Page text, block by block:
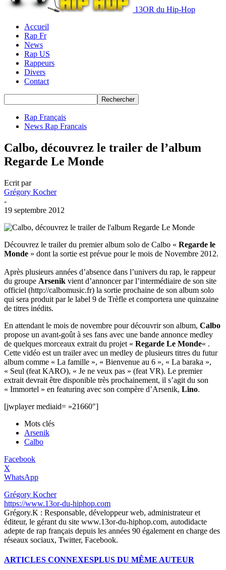
13OR du Hip-Hop
Accueil
Rap Fr
News
Rap US
Rappeurs
Divers
Contact
Rap Français
News Rap Francais
Calbo, découvrez le trailer de l’album
Regarde Le Monde
Ecrit par
Grégory Kocher
-
19 septembre 2012
Découvrez le trailer du premier album solo de Calbo « Regarde le
Monde » dont la sortie est prévue pour le mois de Novembre 2012.
Après plusieurs années d’absence dans l’univers du rap, le rappeur
du groupe Arsenik vient d’annoncer par l’intermédiaire de son site
officiel (http://calbomusic.fr) la sortie prochaine de son album solo
qui sera produit par le label 9 de Trèfle et comportera une quinzaine
de titres inédits.
En attendant le mois de novembre pour découvrir son album, Calbo
propose un avant-goût à ses fans avec une bande annonce medley
de quelques morceaux extrait du projet « Regarde Le Monde« .
Cette vidéo est un trailer avec un medley de plusieurs titres du futur
album comme « La famille », « Bienvenue au 6 », « La baraka »,
« Seul (feat KARO), « Je ne veux pas » (feat VR). Le premier
extrait devrait être disponible très prochainement, il s’agit du son
« Immortel » en featuring avec son compère d’Arsenik, Lino.
[jwplayer mediaid= »21660″]
Mots clés
Arsenik
Calbo
Facebook
X
WhatsApp
Grégory Kocher
https://www.13or-du-hiphop.com
Grégory.K : Responsable, développeur web, administrateur et
éditeur, le gérant du site www.13or-du-hiphop.com, autodidacte
adepte de rap français depuis les années 90 également en charge des
réseaux sociaux, Twitter, Facebook.
ARTICLES CONNEXESPLUS DU MÊME AUTEUR